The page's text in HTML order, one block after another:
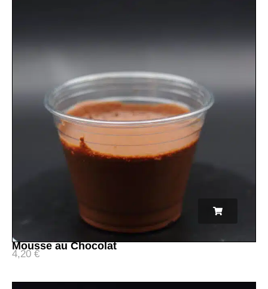
Mousse au Chocolat
4,20 €